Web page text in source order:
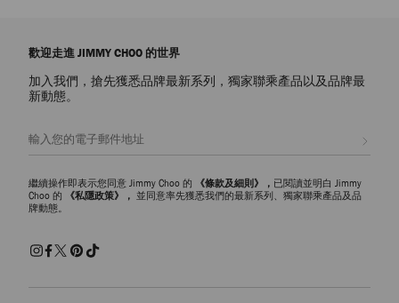
歡迎走進 JIMMY CHOO 的世界
加入我們，搶先獲悉品牌最新系列，獨家聯乘產品以及品牌最
新動態。
繼續操作即表示您同意 Jimmy Choo 的 《條款及細則》， 已閱讀並明白 Jimmy
Choo 的
《私隱政策》， 並同意率先獲悉我們的最新系列、獨家聯乘產品及品
牌動態。